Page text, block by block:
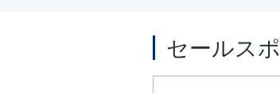
セールス